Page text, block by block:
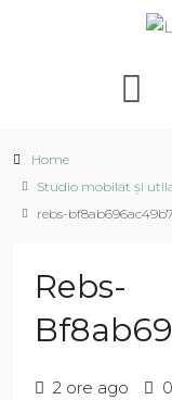
Home
Studio mobilat și
rebs-
Rebs-
2 ore ago 0